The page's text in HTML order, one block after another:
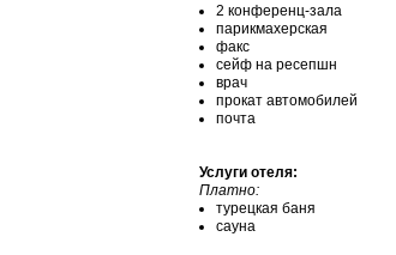
2 конференц-зала
парикмахерская
факс
сейф на ресепшн
врач
прокат автомобилей
почта
Услуги отеля:
Платно:
турецкая баня
сауна